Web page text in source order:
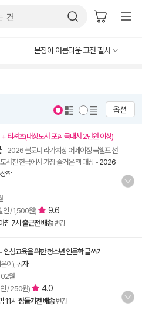
문장이 아름다운 고전 필사
옵션
티셔츠(대상도서 포함 국내서 2만원 이상)
- 2026 볼로냐 라가치상 어메이징 북쉘프 선
서전 한국에서 가장 즐거운 책 대상- 2026
작
인 / 1,500원) 9.6
침 7시 출근전 배송 변경
- 인성교육을 위한 청소년 인문학 글쓰기
이), 공자
월
/ 250원) 4.0
11시 잠들기전 배송 변경